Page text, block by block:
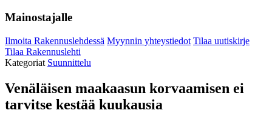
Mainostajalle
Ilmoita Rakennuslehdessä Myynnin yhteystiedot Tilaa uutiskirje
Tilaa Rakennuslehti
Kategoriat Suunnittelu
Venäläisen maakaasun korvaamisen ei
tarvitse kestää kuukausia